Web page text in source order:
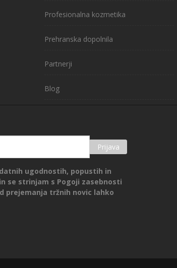
Profesionalna kozmetika
Prehranska dopolnila
Partnerji
Blog
Prijava
ugodnostih, popustih in
se strinjam s Pogoji zasebnosti
prejemanja tržnih novic lahko